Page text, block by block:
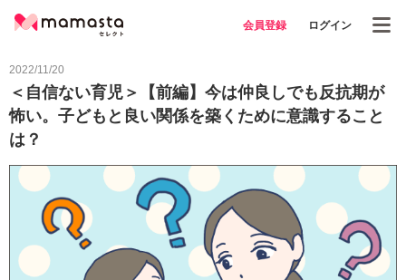
会員登録 ログイン
2022/11/20
＜自信ない育児＞【前編】今は仲良しでも反抗期が
怖い。子どもと良い関係を築くために意識すること
は？